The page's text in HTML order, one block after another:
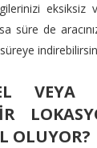
eksiksiz
süre de
VEYA
OLUYOR?